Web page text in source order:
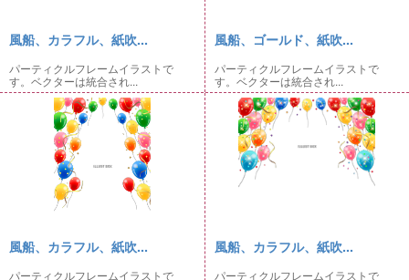
風船、カラフル、紙吹...
パーティクルフレームイラストで
す。ベクターは統合され...
風船、ゴールド、紙吹...
パーティクルフレームイラストで
す。ベクターは統合され...
風船、カラフル、紙吹...
パーティクルフレームイラストで
風船、カラフル、紙吹...
パーティクルフレームイラストで